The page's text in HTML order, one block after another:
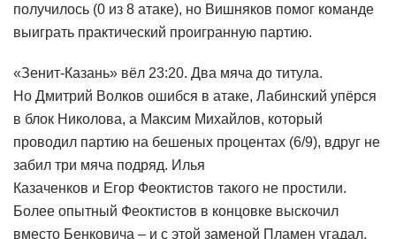
получилось (0 из 8 атаке), но Вишняков помог команде
выиграть практический проигранную партию.
«Зенит-Казань» вёл 23:20. Два мяча до титула.
Но Дмитрий Волков ошибся в атаке, Лабинский упёрся
в блок Николова, а Максим Михайлов, который
проводил партию на бешеных процентах (6/9), вдруг не
забил три мяча подряд. Илья
Казаченков и Егор Феоктистов такого не простили.
Более опытный Феоктистов в концовке выскочил
вместо Бенковича – и с этой заменой Пламен угадал.